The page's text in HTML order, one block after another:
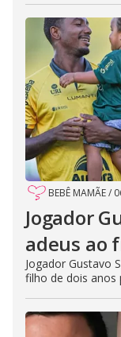
BEBÊ MAMÃE/
Jogador
adeus ao
Jogador Gustavo
filho de dois anos